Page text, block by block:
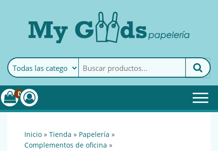
MyGoods · PapeleríaMy Goods es tu papelería
online de confianza. Podrás
encontrar todo lo necesario
0
inicio » tienda » papelería »
complementos de oficina »